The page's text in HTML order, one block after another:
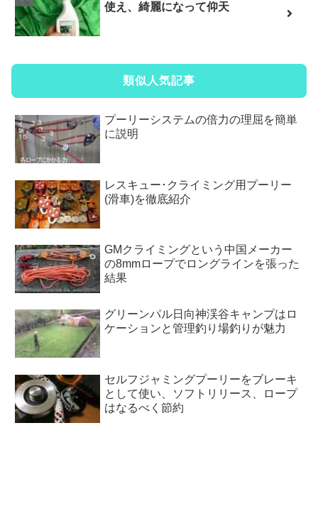
使え、綺麗になって仰天
類似人気記事
プーリーシステムの倍力の理屈を簡単
に説明
レスキュー･クライミング用プーリー
(滑車)を徹底紹介
GMクライミングという中国メーカー
の8mmロープでロングラインを張った
結果
グリーンパル日向神渓谷キャンプはロ
ケーションと管理釣り場釣りが魅力
セルフジャミングプーリーをブレーキ
として使い、ソフトリリース、ロープ
はなるべく節約